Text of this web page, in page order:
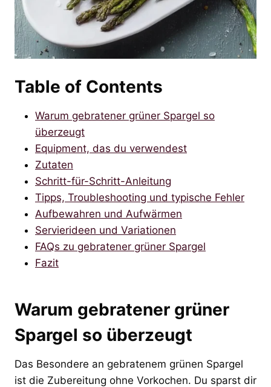
Table of Contents
Warum gebratener grüner Spargel so
überzeugt
Equipment, das du verwendest
Zutaten
Schritt-für-Schritt-Anleitung
Tipps, Troubleshooting und typische Fehler
Aufbewahren und Aufwärmen
Servierideen und Variationen
FAQs zu gebratener grüner Spargel
Fazit
Warum gebratener grüner
Spargel so überzeugt
Das Besondere an gebratenem grünen Spargel
ist die Zubereitung ohne Vorkochen. Du sparst dir